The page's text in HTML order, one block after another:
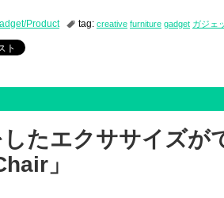
Product tag: creative furniture gadget ガジェ
たエクササイズが
」